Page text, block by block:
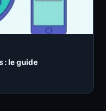
: le guide